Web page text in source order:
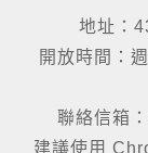
地址：
開放時間：
聯絡信箱：
建議使用